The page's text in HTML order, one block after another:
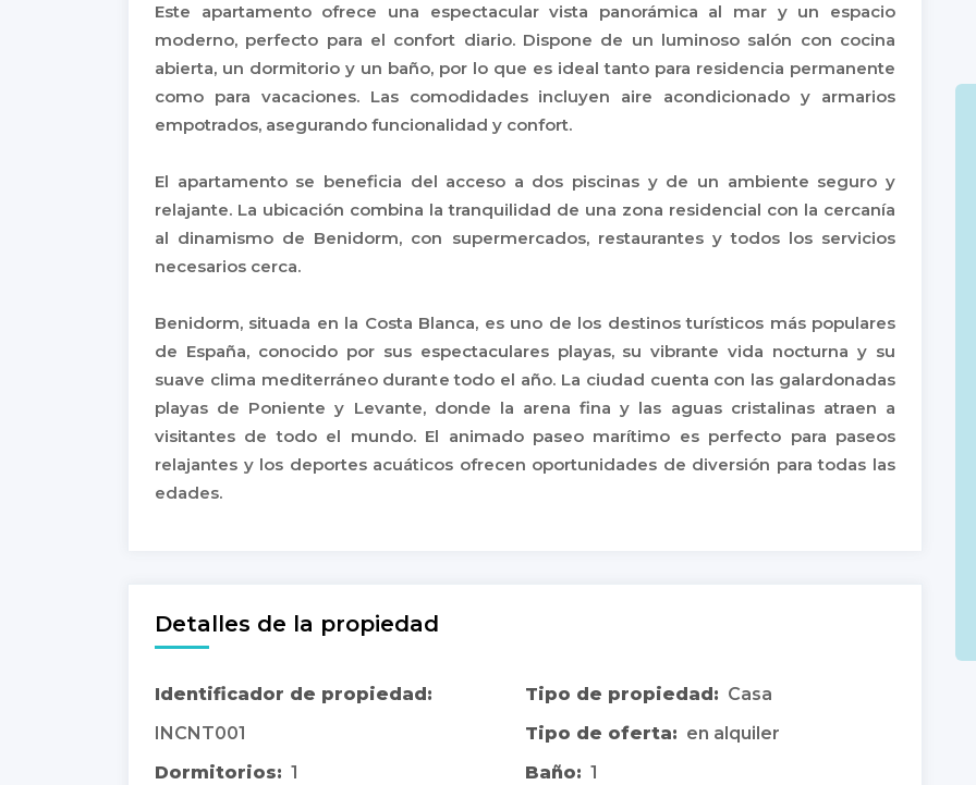
Este apartamento ofrece una espectacular vista panorámica al mar y un espacio
moderno, perfecto para el confort diario. Dispone de un luminoso salón con cocina
abierta, un dormitorio y un baño, por lo que es ideal tanto para residencia permanente
como para vacaciones. Las comodidades incluyen aire acondicionado y armarios
empotrados, asegurando funcionalidad y confort.
El apartamento se beneficia del acceso a dos piscinas y de un ambiente seguro y
relajante. La ubicación combina la tranquilidad de una zona residencial con la cercanía
al dinamismo de Benidorm, con supermercados, restaurantes y todos los servicios
necesarios cerca.
Benidorm, situada en la Costa Blanca, es uno de los destinos turísticos más populares
de España, conocido por sus espectaculares playas, su vibrante vida nocturna y su
suave clima mediterráneo durante todo el año. La ciudad cuenta con las galardonadas
playas de Poniente y Levante, donde la arena fina y las aguas cristalinas atraen a
visitantes de todo el mundo. El animado paseo marítimo es perfecto para paseos
relajantes y los deportes acuáticos ofrecen oportunidades de diversión para todas las
edades.
Detalles de la propiedad
Identificador de propiedad:
INCNT001
Tipo de propiedad: Casa
Tipo de oferta: en alquiler
Dormitorios: 1 Baño: 1